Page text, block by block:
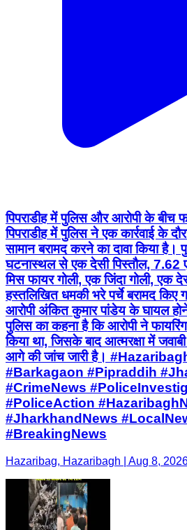
पिपराडीह में पुलिस और आरोपी के बीच
पिपराडीह में पुलिस ने एक कार्रवाई के
सामान बरामद करने का दावा किया
घटनास्थल से एक देसी पिस्तौल, 7.62
मिस फायर गोली, एक जिंदा गोली, एक
हस्तलिखित धमकी भरे पर्चे बरामद किए
आरोपी अंकित कुमार पांडेय के घायल
पुलिस का कहना है कि आरोपी ने
किया था, जिसके बाद आत्मरक्षा में
आगे की जांच जारी है।
#Barkagaon #Pipraddih
#CrimeNews
#PoliceAction
#JharkhandNews
#BreakingNews
Hazaribag, Hazaribagh | Aug 8,